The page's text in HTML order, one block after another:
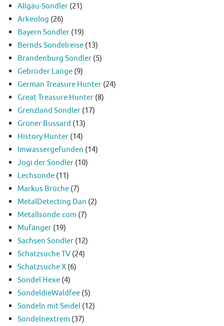
Allgäu-Sondler (21)
Arkeolog (26)
Bayern Sondler (19)
Bernds Sondelreise (13)
Brandenburg Sondler (5)
Gebrüder Lange (9)
German Treasure Hunter (24)
Great Treasure Hunter (8)
Grenzland Sondler (17)
Grüner Bussard (13)
History Hunter (14)
Imwassergefunden (14)
Jogi der Sondler (10)
Lechsonde (11)
Markus Brüche (7)
MetalDetecting Dan (2)
Metallsonde.com (7)
Mufänger (19)
Sachsen Sondler (12)
Schatzsuche TV (24)
Schatzsuche X (6)
Sondel Hexe (4)
SondeldieWaldfee (5)
Sondeln mit Seidel (12)
Sondelnextrem (37)